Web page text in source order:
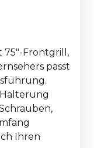
75"-Frontgrill,
passt
Ihren